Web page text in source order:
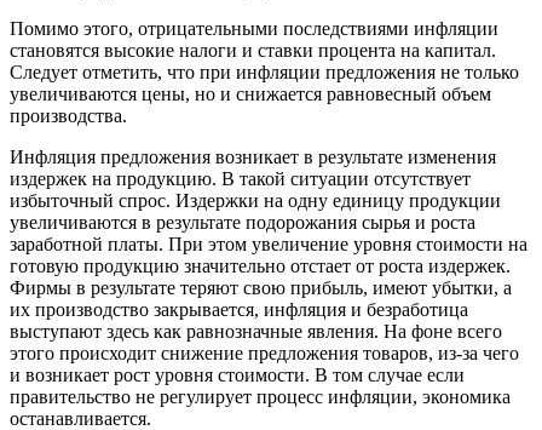
Помимо этого, отрицательными последствиями инфляции
становятся высокие налоги и ставки процента на капитал.
Следует отметить, что при инфляции предложения не только
увеличиваются цены, но и снижается равновесный объем
производства.
Инфляция предложения возникает в результате изменения
издержек на продукцию. В такой ситуации отсутствует
избыточный спрос. Издержки на одну единицу продукции
увеличиваются в результате подорожания сырья и роста
заработной платы. При этом увеличение уровня стоимости на
готовую продукцию значительно отстает от роста издержек.
Фирмы в результате теряют свою прибыль, имеют убытки, а
их производство закрывается, инфляция и безработица
выступают здесь как равнозначные явления. На фоне всего
этого происходит снижение предложения товаров, из-за чего
и возникает рост уровня стоимости. В том случае если
правительство не регулирует процесс инфляции, экономика
останавливается.